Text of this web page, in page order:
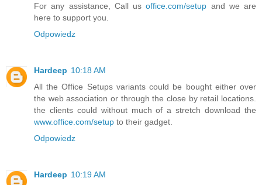
For any assistance, Call usoffice.com/setup and we are
here to support you.
Odpowiedz
Hardeep 10:18 AM
All the Office Setups variants could be bought either over
the web association or through the close by retail locations.
the clients could without much of a stretch download the
www.office.com/setup to their gadget.
Odpowiedz
Hardeep 10:19 AM